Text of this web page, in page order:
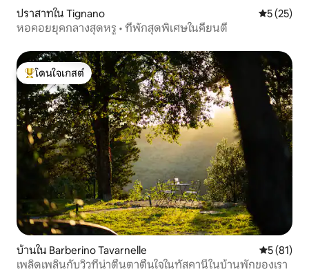
ปราสาทใน Tignano คะแนนเฉลี่
5 (25)
หอคอยยุคกลางสุดหรู • ที่พักสุดพิเศษในคียนตี
โดนใจเกสต์ที่สุด
โดนใจเกสต์
บ้านใน Barberino Tavarnelle คะแนนเฉลี่
5 (81)
เพลิดเพลินกับวิวที่น่าตื่นตาตื่นใจในทัสคานีในบ้านพักของเรา